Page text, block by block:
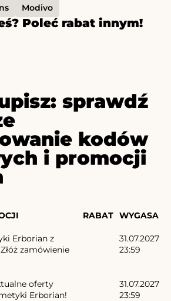
Modivo
Poleć rabat innym!
sprawdź
kodów
i promocji
RABAT WYGASA
Erborian z
zamówienie
31.07.2027
23:59
oferty
Erborian!
31.07.2027
23:59